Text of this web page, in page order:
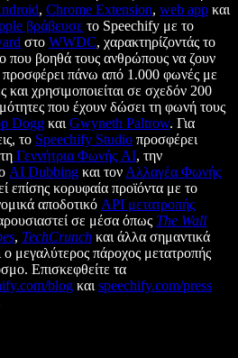
, Chrome Extension, web app και
βράβευσε το Speechify με το
στο WWDC, χαρακτηρίζοντάς το
που βοηθά τους ανθρώπους να ζουν
πάνω από 1.000 φωνές με
χρησιμοποιείται σε σχεδόν 200
που έχουν δώσει τη φωνή τους
Dogg και Gwyneth Paltrow. Για
το Speechify Studio προσφέρει
Γεννήτρια Φωνής AI, την
AI Dubbing και τον Αλλαγέα Φωνής
επίσης κορυφαία προϊόντα με το
αποδοτικό API μετατροπής
σε μέσα όπως The Wall
, TechCrunch και άλλα σημαντικά
πάροχος μετατροπής
Επισκεφθείτε τα
blog και speechify.com/press